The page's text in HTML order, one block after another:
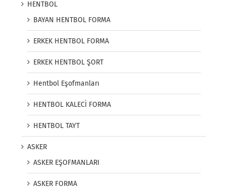
HENTBOL
BAYAN HENTBOL FORMA
ERKEK HENTBOL FORMA
ERKEK HENTBOL ŞORT
Hentbol Eşofmanları
HENTBOL KALECİ FORMA
HENTBOL TAYT
ASKER
ASKER EŞOFMANLARI
ASKER FORMA